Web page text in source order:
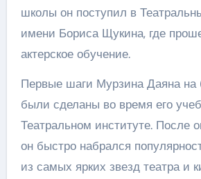
школы он поступил в
имени Бориса Щукина, где
актерское обучение.
Первые шаги Мурзина Даяна
были сделаны во время его
Театральном институте. После
он быстро набрался
из самых ярких звезд театра и